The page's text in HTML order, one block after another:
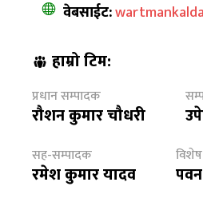
वेबसाईट:
हाम्रो टिम:
प्रधान सम्पादक
रौशन कुमार चौधरी
सह-सम्पादक
रमेश कुमार यादव